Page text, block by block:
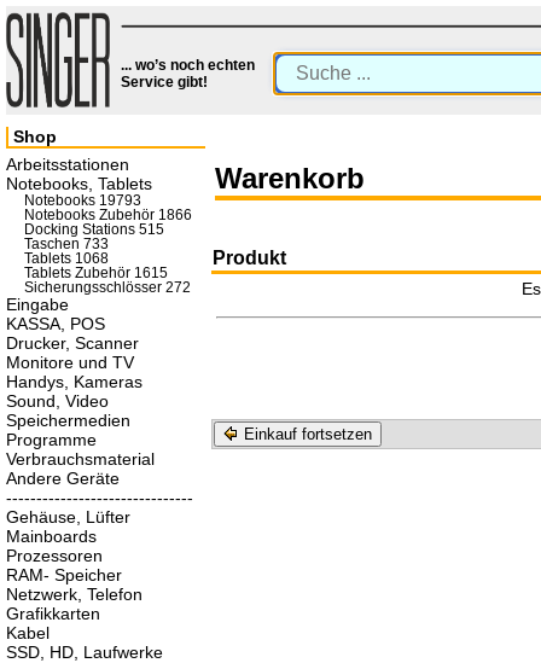
... wo’s noch echten
Service gibt!
Warenkorb
Produkt
Einkauf fortsetzen
Shop
Arbeitsstationen
Notebooks, Tablets
Notebooks 19793
Notebooks Zubehör 1866
Docking Stations 515
Taschen 733
Tablets 1068
Tablets Zubehör 1615
Sicherungsschlösser 272
Eingabe
KASSA, POS
Drucker, Scanner
Monitore und TV
Handys, Kameras
Sound, Video
Speichermedien
Programme
Verbrauchsmaterial
Andere Geräte
-------------------------------
Gehäuse, Lüfter
Mainboards
Prozessoren
RAM- Speicher
Netzwerk, Telefon
Grafikkarten
Kabel
SSD, HD, Laufwerke